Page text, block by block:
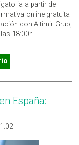
a partir de
online gratuita
con Altimir Grup,
18:00h.
GRATUITA SOBRE
DE PISCINAS
España: